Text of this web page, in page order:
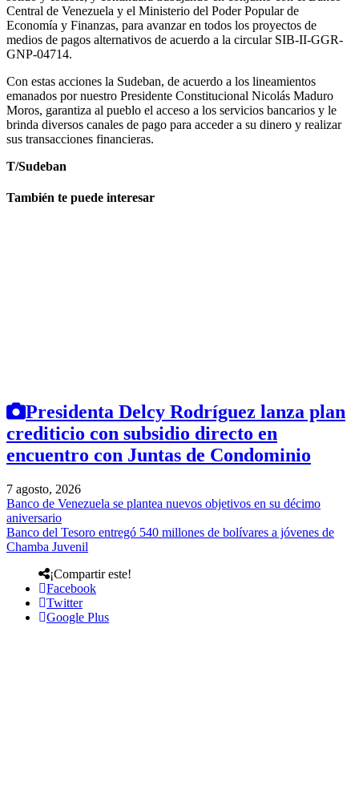
Central de Venezuela y el Ministerio del Poder Popular de
Economía y Finanzas, para avanzar en todos los proyectos de
medios de pagos alternativos de acuerdo a la circular SIB-II-GGR-
GNP-04714.
Con estas acciones la Sudeban, de acuerdo a los lineamientos
emanados por nuestro Presidente Constitucional Nicolás Maduro
Moros, garantiza al pueblo el acceso a los servicios bancarios y le
brinda diversos canales de pago para acceder a su dinero y realizar
sus transacciones financieras.
T/Sudeban
También te puede interesar
Presidenta Delcy Rodríguez lanza plan
crediticio con subsidio directo en
encuentro con Juntas de Condominio
7 agosto, 2026
Banco de Venezuela se plantea nuevos objetivos en su décimo
aniversario
Banco del Tesoro entregó 540 millones de bolívares a jóvenes de
Chamba Juvenil
¡Compartir este!
Facebook
Twitter
Google Plus